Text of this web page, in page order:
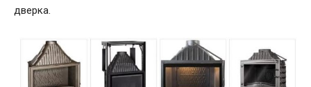
дверка.